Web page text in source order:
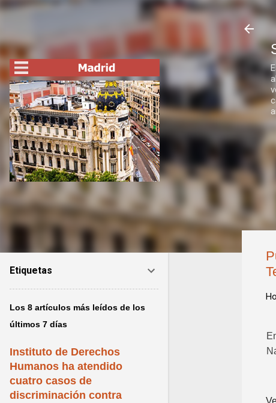
Etiquetas
Los 8 artículos más leídos de los
últimos 7 días
Instituto de Derechos
Humanos ha atendido
cuatro casos de
discriminación contra